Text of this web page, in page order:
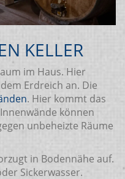
KELLER
im Haus. Hier
Erdreich an. Die
. Hier kommt das
können
unbeheizte Räume
in Bodennähe auf.
Sickerwasser.